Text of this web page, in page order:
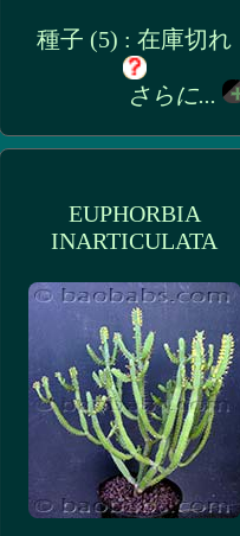
種子 (5) : 在庫切れ
さらに...
EUPHORBIA
INARTICULATA